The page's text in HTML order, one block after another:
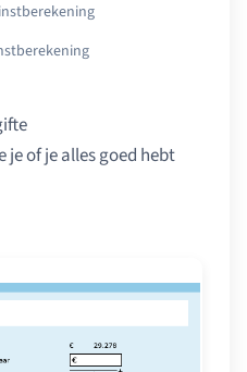
of je alles goed hebt